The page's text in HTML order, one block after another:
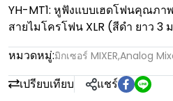
YH-MT1: หูฟังแบบเฮดโฟนคุณภา
สายไมโครโฟน XLR (สีดำ ยาว 3
หมวดหมู่:มิกเซอร์ MIXER,Analog
เปรียบเทียบ แชร์